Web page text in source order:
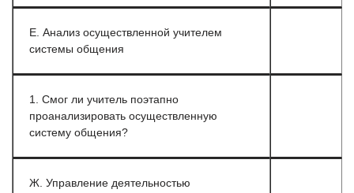
Е. Анализ осуществленной учителем
системы общения
1. Смог ли учитель поэтапно
проанализировать осуществленную
систему общения?
Ж. Управление деятельностью